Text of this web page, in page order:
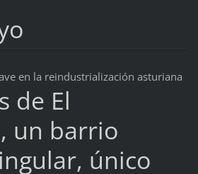
en la reindustrialización asturiana
de El
un barrio
único